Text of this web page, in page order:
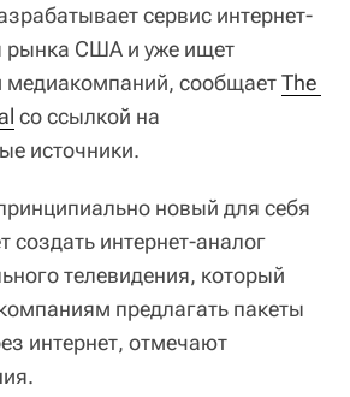
сервис интернет-
рынка США и уже ищет
медиакомпаний, сообщаетThe
со ссылкой на
источники.
новый для себя
создать интернет-аналог
телевидения, который
предлагать пакеты
интернет, отмечают